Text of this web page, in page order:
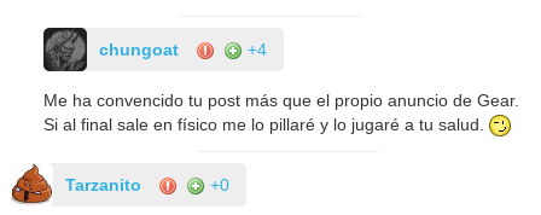
chungoat +4
Me ha convencido tu post más que el propio anuncio de Gear.
Si al final sale en físico me lo pillaré y lo jugaré a tu salud.
Tarzanito +0